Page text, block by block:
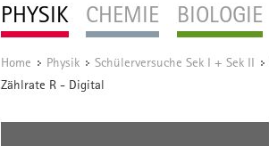
PHYSIK CHEMIE BIOLOGIE
Home / Physik / Schülerversuche Sek I + Sek II /
Zählrate R - Digital